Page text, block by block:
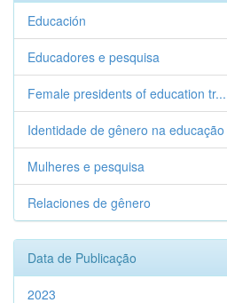
Educación
Educadores e pesquisa
Female presidents of education tr...
Identidade de gênero na educação
Mulheres e pesquisa
Relaciones de gênero
Data de Publicação
2023